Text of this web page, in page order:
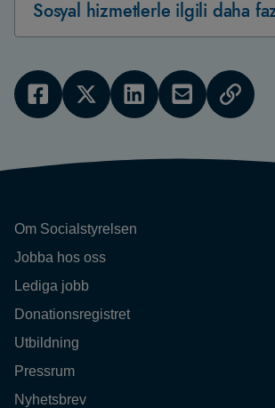
Sosyal hizmetlerle ilgili daha
Om Socialstyrelsen
Jobba hos oss
Lediga jobb
Donationsregistret
Utbildning
Pressrum
Nyhetsbrev